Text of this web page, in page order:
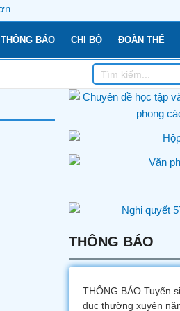
THÔNG BÁO CHI BỘ ĐOÀN THỂ
Tìm
kiếm
THÔNG BÁO
THÔNG BÁO Tuyển
dục thường xuyên